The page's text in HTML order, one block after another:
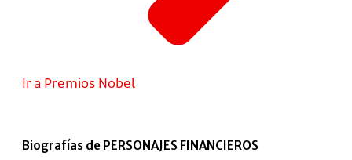
Ir a Premios Nobel
Biografías de PERSONAJES FINANCIEROS